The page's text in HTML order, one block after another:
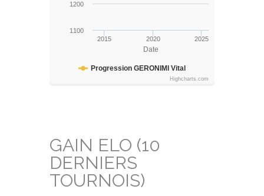
Date
Progression GERONIMI Vital
2015 2020 2025
1100
1200
Highcharts.com
GAIN ELO (10
DERNIERS
TOURNOIS)